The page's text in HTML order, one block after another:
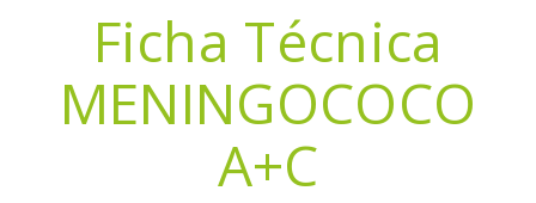
Ficha Técnica
MENINGOCOCO
A+C